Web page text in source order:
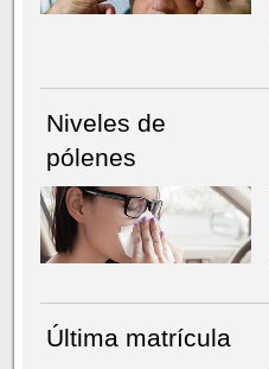
Niveles de
pólenes
Última matrícula